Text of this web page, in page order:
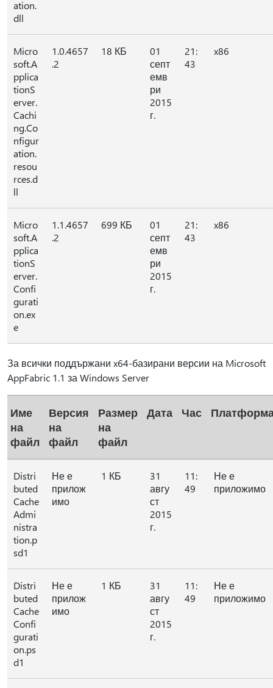
ation.
dll
Micro
soft.A
pplica
tionS
erver.
Cachi
ng.Co
nfigur
ation.
resou
rces.d
ll
1.0.4657
.2
18 КБ
01
септ
емв
ри
2015
г.
21:
43
x86
Micro
soft.A
pplica
tionS
erver.
Confi
gurati
on.ex
e
1.1.4657
.2
699 КБ
01
септ
емв
ри
2015
г.
21:
43
x86
За всички поддържани x64-базирани версии на Microsoft
AppFabric 1.1 за Windows Server
Име
на
файл
Версия
на
файл
Размер
на
файл
Дата Час
Distri
buted
Cache
Admi
nistra
tion.p
sd1
Не е
прилож
имо
1 КБ
31
авгу
ст
2015
г.
11:
49
Не е
приложимо
Distri
buted
Cache
Confi
gurati
on.ps
d1
Не е
прилож
имо
1 КБ
31
авгу
ст
2015
г.
11:
49
Не е
приложимо